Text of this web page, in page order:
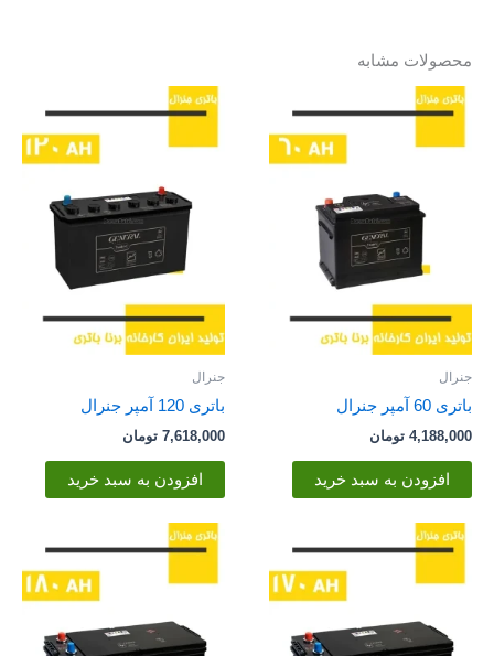
محصولات مشابه
جنرال
باتری 60 آمپر جنرال
4,188,000 تومان
افزودن به سبد خرید
جنرال
باتری 120 آمپر جنرال
7,618,000 تومان
افزودن به سبد خرید